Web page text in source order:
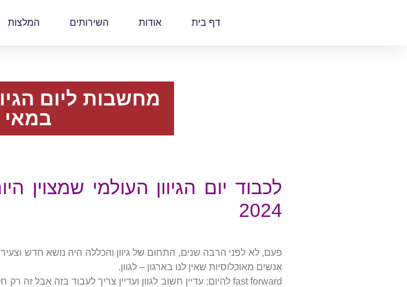
דף בית אודות השירותים המלצות
במאי
2024
פעם, לא לפני הרבה שנים, התחום של גיוון והכללה היה נושא חדש
אנשים מאוכלוסיות שאין לנו בארגון – לגוון.